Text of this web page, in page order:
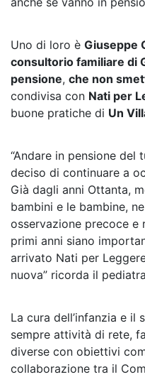
Uno di loro è Giuseppe
consultorio familiare di
pensione, che non
condivisa con Nati per
buone pratiche di Un
“Andare in pensione
deciso di continuare a
Già dagli anni Ottanta,
bambini e le bambine,
osservazione precoce
primi anni siano
arrivato Nati per
nuova” ricorda il
La cura dell’infanzia e il
sempre attività di rete,
diverse con obiettivi
collaborazione tra il